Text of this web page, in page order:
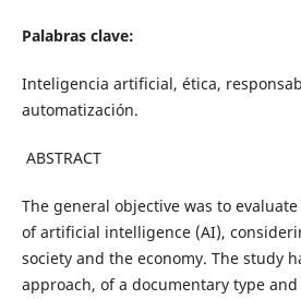
Palabras clave:
Inteligencia artificial, ética,
automatización.
ABSTRACT
The general objective was to
of artificial intelligence (AI),
society and the economy. The study
approach, of a documentary type